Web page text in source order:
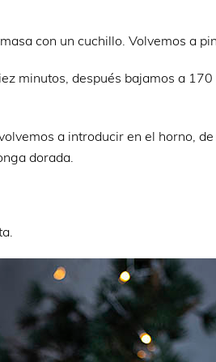
con un cuchillo. Volvemos a
minutos, después bajamos a
a introducir en el horno, de
dorada.